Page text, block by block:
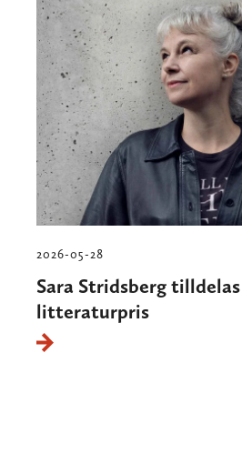
2026-05-28
Sara Stridsberg
litteraturpris